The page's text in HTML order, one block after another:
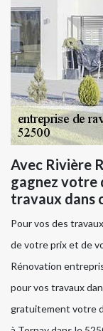
Avec Rivière
gagnez votre
travaux dans
Pour vos des
de votre prix et de
Rénovation
pour vos travaux
gratuitement votre